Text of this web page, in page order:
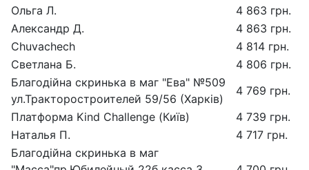
Ольга Л.
4 863 грн.
Александр Д.
4 863 грн.
Chuvachech
4 814 грн.
Светлана Б.
4 806 грн.
Благодійна скринька в маг "Ева" №509
ул.Тракторостроителей 59/56 (Харків)
4 769 грн.
Платформа Kind Challenge (Київ)
4 739 грн.
Наталья П.
4 717 грн.
Благодійна скринька в маг